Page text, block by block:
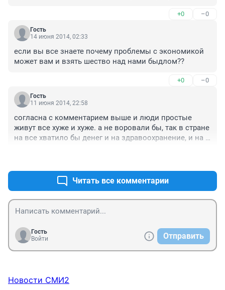
+0 –0
Гость
14 июня 2014, 02:33
если вы все знаете почему проблемы с экономикой
может вам и взять шество над нами быдлом??
+0 –0
Гость
11 июня 2014, 22:58
согласна с комментарием выше и люди простые
живут все хуже и хуже. а не воровали бы, так в стране
на все хватило бы денег и на здравоохранение, и на
Читать все комментарии
Гость
Войти
Отправить
Новости СМИ2